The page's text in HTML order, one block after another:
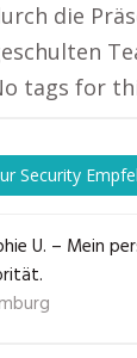
die
tags for
Security
U. – Mein